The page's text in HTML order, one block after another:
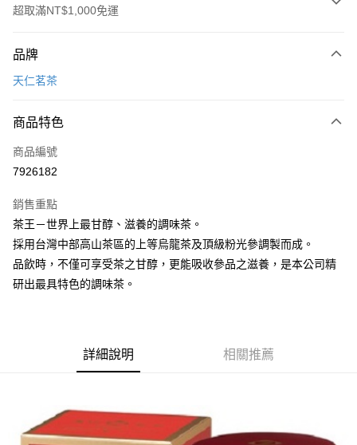
超取滿NT$1,000免運
信用卡一次付款
Apple Pay
街口支付
Google Pay
全盈+PAY
大哥付你分期
相關說明
流程，驗證手機門號後，選擇欲分期的期數、繳款截止日，確認付款後即完
消。如遇「轉專審核」未通過狀況，表示未達大哥付你分期系統評分，恕無
法說明評估內容。
【繳款方式說明】
【關於「AFTEE先享後付」】
AFTEE先享後付是「在收到商品之後才付款」的支付方式。 讓您購物簡單
２．便利：只要手機號碼，簡訊認證，即可結帳。
３．安心：先確認商品／服務後，再付款。
運送方式
付款後全家取貨
品牌
天仁茗茶
商品特色
商品編號
7926182
銷售重點
茶王－世界上最甘醇、滋養的調味茶。
採用台灣中部高山茶區的上等烏龍茶及頂級粉光參調製而成。
品飲時，不僅可享受茶之甘醇，更能吸收參品之滋養，是本公司精
研出最具特色的調味茶。
詳細說明 相關推薦